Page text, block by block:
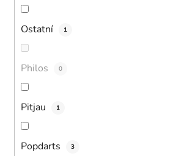
Ostatní 1
Philos 0
Pitjau 1
Popdarts 3